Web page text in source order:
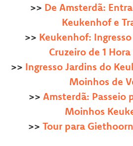
>> De Amsterdã:
Keukenhof e
>> Keukenhof: Ingresso
Cruzeiro de 1
>> Ingresso Jardins do
Moinhos de
>> Amsterdã: Passeio
Moinhos
>> Tour para Giethoorn